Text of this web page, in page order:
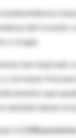
del Corazón.
o cirugía.
han mejorado
con mayor
que
también tienen
a 1.500